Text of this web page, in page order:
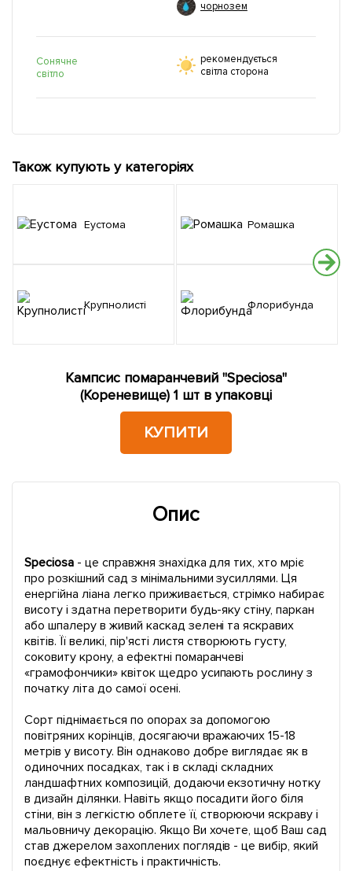
чорнозем
Сонячне
світло
рекомендується
світла сторона
Також купують у категоріях
Еустома
Крупнолисті
Ромашка
Флорибунда
Кампсис помаранчевий "Speciosa"
(Кореневище) 1 шт в упаковці
КУПИТИ
Опис
Speciosa- це справжня знахідка для тих, хто мріє
про розкішний сад з мінімальними зусиллями. Ця
енергійна ліана легко приживається, стрімко набирає
висоту і здатна перетворити будь-яку стіну, паркан
або шпалеру в живий каскад зелені та яскравих
квітів. Її великі, пір'ясті листя створюють густу,
соковиту крону, а ефектні помаранчеві
«грамофончики» квіток щедро усипають рослину з
початку літа до самої осені.
Сорт піднімається по опорах за допомогою
повітряних корінців, досягаючи вражаючих 15-18
метрів у висоту. Він однаково добре виглядає як в
одиночних посадках, так і в складі складних
ландшафтних композицій, додаючи екзотичну нотку
в дизайн ділянки. Навіть якщо посадити його біля
стіни, він з легкістю обплете її, створюючи яскраву і
мальовничу декорацію. Якщо Ви хочете, щоб Ваш сад
став джерелом захоплених поглядів - це вибір, який
поєднує ефектність і практичність.